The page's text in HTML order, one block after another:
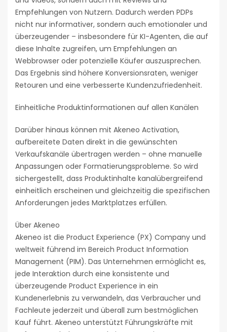
Empfehlungen von Nutzern. Dadurch werden PDPs
nicht nur informativer, sondern auch emotionaler und
überzeugender – insbesondere für KI-Agenten, die auf
diese Inhalte zugreifen, um Empfehlungen an
Webbrowser oder potenzielle Käufer auszusprechen.
Das Ergebnis sind höhere Konversionsraten, weniger
Retouren und eine verbesserte Kundenzufriedenheit.
Einheitliche Produktinformationen auf allen Kanälen
Darüber hinaus können mit Akeneo Activation,
aufbereitete Daten direkt in die gewünschten
Verkaufskanäle übertragen werden – ohne manuelle
Anpassungen oder Formatierungsprobleme. So wird
sichergestellt, dass Produktinhalte kanalübergreifend
einheitlich erscheinen und gleichzeitig die spezifischen
Anforderungen jedes Marktplatzes erfüllen.
Über Akeneo
Akeneo ist die Product Experience (PX) Company und
weltweit führend im Bereich Product Information
Management (PIM). Das Unternehmen ermöglicht es,
jede Interaktion durch eine konsistente und
überzeugende Product Experience in ein
Kundenerlebnis zu verwandeln, das Verbraucher und
Fachleute jederzeit und überall zum bestmöglichen
Kauf führt. Akeneo unterstützt Führungskräfte mit